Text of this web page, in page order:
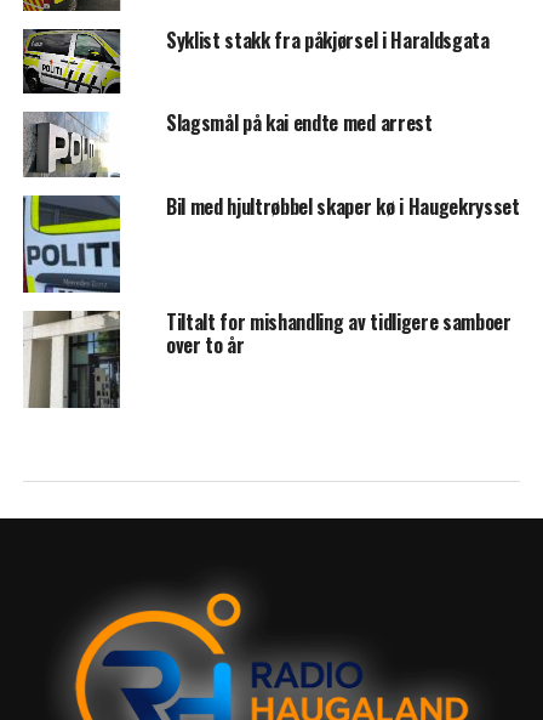
Syklist stakk fra påkjørsel i Haraldsgata
Slagsmål på kai endte med arrest
Bil med hjultrøbbel skaper kø i Haugekrysset
Tiltalt for mishandling av tidligere samboer
over to år